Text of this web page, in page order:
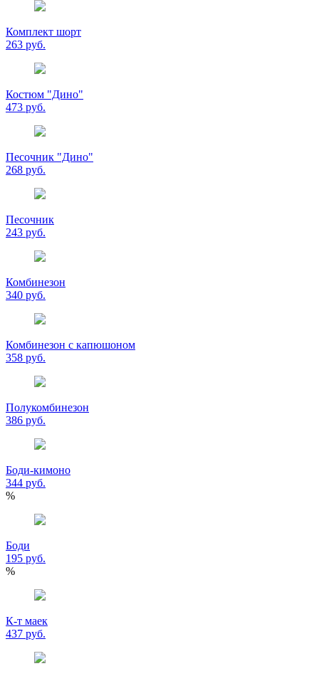
Комплект шорт
263 руб.
Костюм "Дино"
473 руб.
Песочник "Дино"
268 руб.
Песочник
243 руб.
Комбинезон
340 руб.
Комбинезон с капюшоном
358 руб.
Полукомбинезон
386 руб.
Боди-кимоно
344 руб.
%
Боди
195 руб.
%
К-т маек
437 руб.